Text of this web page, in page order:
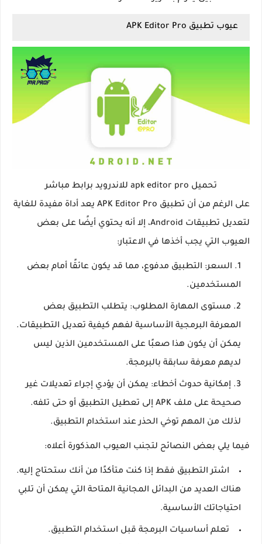
عيوب تطبيق APK Editor Pro
تحميل apk editor pro للاندرويد برابط مباشر
على الرغم من أن تطبيق APK Editor Pro يعد أداة مفيدة للغاية
لتعديل تطبيقات Android، إلا أنه يحتوي أيضًا على بعض
العيوب التي يجب أخذها في الاعتبار:
السعر: التطبيق مدفوع، مما قد يكون عائقًا أمام بعض
المستخدمين.
مستوى المهارة المطلوب: يتطلب التطبيق بعض
المعرفة البرمجية الأساسية لفهم كيفية تعديل التطبيقات.
يمكن أن يكون هذا صعبًا على المستخدمين الذين ليس
لديهم معرفة سابقة بالبرمجة.
إمكانية حدوث أخطاء: يمكن أن يؤدي إجراء تعديلات غير
صحيحة على ملف APK إلى تعطيل التطبيق أو حتى تلفه.
لذلك من المهم توخي الحذر عند استخدام التطبيق.
فيما يلي بعض النصائح لتجنب العيوب المذكورة أعلاه:
اشتر التطبيق فقط إذا كنت متأكدًا من أنك ستحتاج إليه.
هناك العديد من البدائل المجانية المتاحة التي يمكن أن تلبي
احتياجاتك الأساسية.
تعلم أساسيات البرمجة قبل استخدام التطبيق.